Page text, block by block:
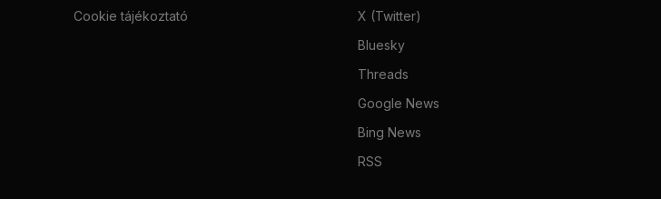
Cookie tájékoztató
X (Twitter)
Bluesky
Threads
Google News
Bing News
RSS